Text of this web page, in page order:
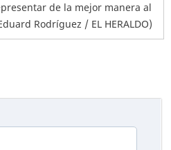
de la mejor manera al
Rodríguez / EL HERALDO)